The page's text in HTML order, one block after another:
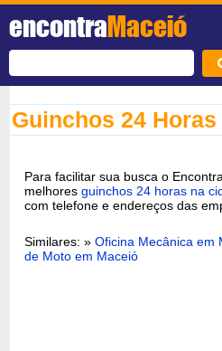
encontraMaceió
Guinchos 24
Para facilitar sua busca o
melhoresguinchos 24 horas na
com telefone e endereços das
Similares: »Oficina Mecânica em
de Moto em Maceió